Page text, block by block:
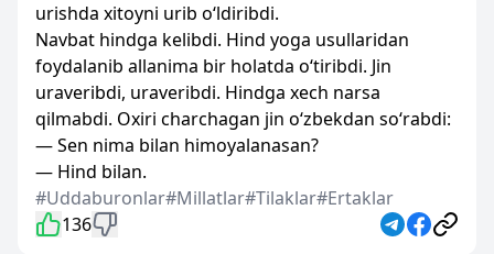
urishda xitoyni urib o‘ldiribdi.
Navbat hindga kelibdi. Hind yoga usullaridan
foydalanib allanima bir holatda o‘tiribdi. Jin
uraveribdi, uraveribdi. Hindga xech narsa
qilmabdi. Oxiri charchagan jin o‘zbekdan so‘rabdi:
— Sen nima bilan himoyalanasan?
— Hind bilan.
#Uddaburonlar#Millatlar#Tilaklar#Ertaklar
136